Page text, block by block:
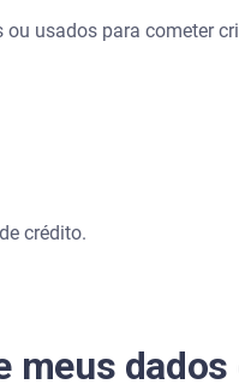
ou usados para cometer
crédito.
meus dados